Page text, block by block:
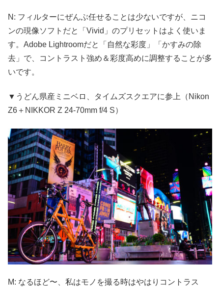
N: フィルターにぜんぶ任せることは少ないですが、ニコ
ンの現像ソフトだと「Vivid」のプリセットはよく使いま
す。Adobe Lightroomだと「自然な彩度」「かすみの除
去」で、コントラスト強め＆彩度高めに調整することが多
いです。
▼うどん県産ミニベロ、タイムズスクエアに参上（Nikon
Z6＋NIKKOR Z 24-70mm f/4 S）
M: なるほど〜、私はモノを撮る時はやはりコントラス